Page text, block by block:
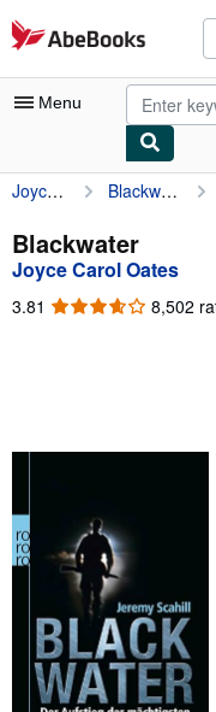
Skip to main content
AbeBooks.com
Menu
My Account
My Purchases
Advanced Search
Browse Collections
Textbooks
Start Selling
Help
Joyce Carol Oates Blackwater
Blackwater
Joyce Carol Oates
3.81 3.81
8,502